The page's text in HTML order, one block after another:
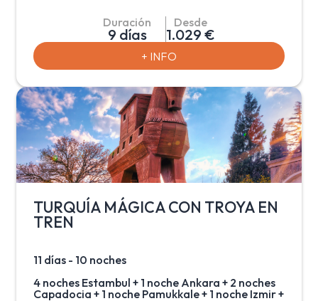
Programa por Turquía incluyendo dos traslados
internos con vuelo doméstico, para conocer los
distintos paisajes del país. A parte de disfrutar
de la maravillosa y única ciudad de Estambul
donde navegarán por el Bósforo y podrán
visitaran los increíbles paisajes de la Capadocia,
una fascinante región formada por la lava
arrojada por los volcanes Erciyes y Hasan hace 3
millones de años.
Duración
9 días
Desde
1.029 €
+ INFO
TURQUÍA MÁGICA CON TROYA EN
TREN
11 días - 10 noches
4 noches Estambul + 1 noche Ankara + 2 noches
Capadocia + 1 noche Pamukkale + 1 noche Izmir +